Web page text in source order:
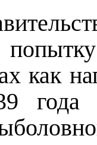
как
года